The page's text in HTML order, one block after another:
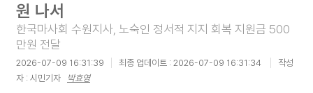
원 나서
한국마사회 수원지사, 노숙인 정서적 지지 회복 지원금 500
만원 전달
2026-07-09 16:31:39 최종 업데이트 : 2026-07-09 16:31:34
작성
자 : 시민기자
박효영